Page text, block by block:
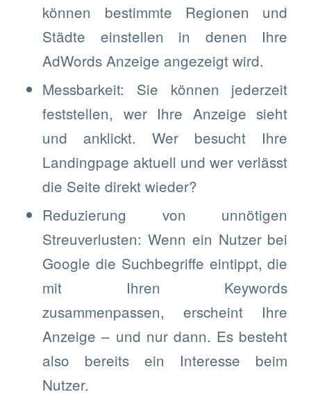
können bestimmte Regionen und
Städte einstellen in denen Ihre
AdWords Anzeige angezeigt wird.
Messbarkeit: Sie können jederzeit
feststellen, wer Ihre Anzeige sieht
und anklickt. Wer besucht Ihre
Landingpage aktuell und wer verlässt
die Seite direkt wieder?
Reduzierung von unnötigen
Streuverlusten: Wenn ein Nutzer bei
Google die Suchbegriffe eintippt, die
mit Ihren Keywords
zusammenpassen, erscheint Ihre
Anzeige – und nur dann. Es besteht
also bereits ein Interesse beim
Nutzer.